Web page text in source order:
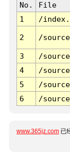
No. File
1
/
2 /
3 /
4
/
5
/
6
/
www.365jz.com 已